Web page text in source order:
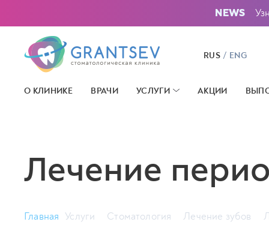
NEWS
RUS / ENG
О КЛИНИКЕ ВРАЧИ УСЛУГИ АКЦИИ
Лечение
Главная Услуги Стоматология Лечение зубов